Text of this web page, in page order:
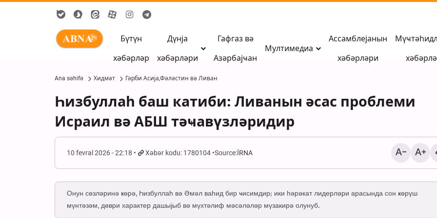
Бүтүн
хәбәрләр
Дүнја
хәбәрләри
Гафгаз вә
Азәрбајҹан
Мултимедиа
Ассамблејанын
хәбәрләри
Ana səhifə Хидмәт Гәрби Асија,Фәләстин вә Ливан
Һизбуллаһ баш катиби: Ливанын әсас проблеми
Исраил вә АБШ тәҹавүзләридир
10 fevral 2026 - 22:18 Xəbər kodu: 1780104 Source:İRNA
Онун сөзләринә ҝөрә, Һизбуллаһ вә Әмәл ваһид бир ҹисимдир; ики һәрәкат лидерләри арасында сон ҝөрүш
мүнтәзәм, дөври характер дашыјыб вә мүхтәлиф мәсәләләр мүзакирә олунуб.
Мүһаҹирани:
Иран тарихинин ачыг